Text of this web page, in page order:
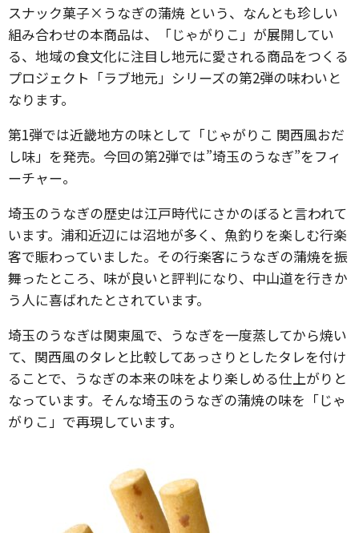
スナック菓子×うなぎの蒲焼 という、なんとも珍しい
組み合わせの本商品は、「じゃがりこ」が展開してい
る、地域の食文化に注目し地元に愛される商品をつくる
プロジェクト「ラブ地元」シリーズの第2弾の味わいと
なります。
第1弾では近畿地方の味として「じゃがりこ 関西風おだ
し味」を発売。今回の第2弾では”埼玉のうなぎ”をフィ
ーチャー。
埼玉のうなぎの歴史は江戸時代にさかのぼると言われて
います。浦和近辺には沼地が多く、魚釣りを楽しむ行楽
客で賑わっていました。その行楽客にうなぎの蒲焼を振
舞ったところ、味が良いと評判になり、中山道を行きか
う人に喜ばれたとされています。
埼玉のうなぎは関東風で、うなぎを一度蒸してから焼い
て、関西風のタレと比較してあっさりとしたタレを付け
ることで、うなぎの本来の味をより楽しめる仕上がりと
なっています。そんな埼玉のうなぎの蒲焼の味を「じゃ
がりこ」で再現しています。